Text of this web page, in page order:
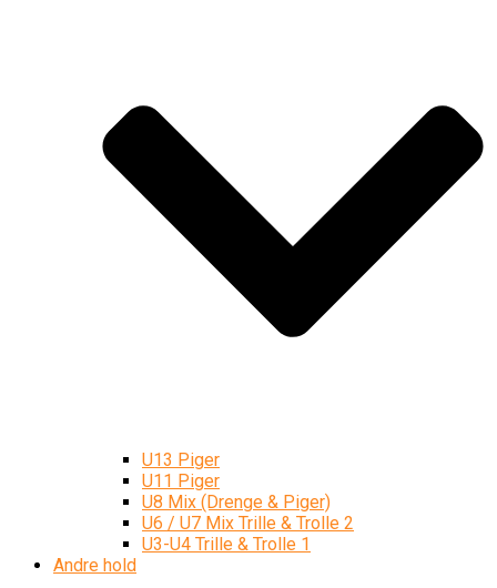
U13 Piger
U11 Piger
U8 Mix (Drenge & Piger)
U6 / U7 Mix Trille & Trolle 2
U3-U4 Trille & Trolle 1
Andre hold